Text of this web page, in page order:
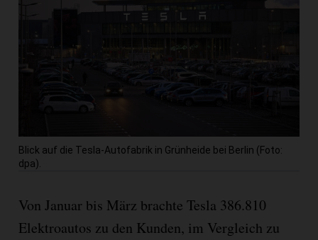
Blick auf die Tesla-Autofabrik in Grünheide bei Berlin (Foto:
dpa).
Von Januar bis März brachte Tesla 386.810
Elektroautos zu den Kunden, im Vergleich zu